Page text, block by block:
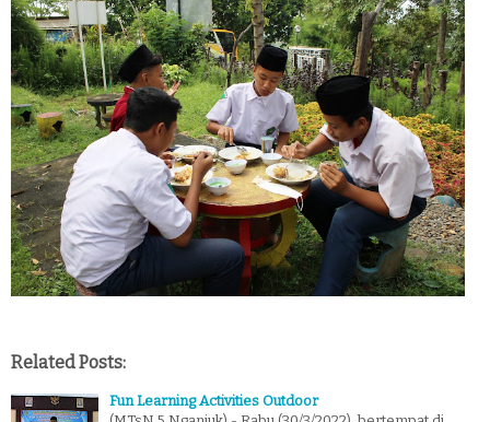
Related Posts:
Fun Learning Activities Outdoor